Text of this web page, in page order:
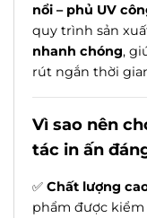
nổi – phủ UV
quy trình sản
nhanh chóng,
rút ngắn thời
Vì sao nên
tác in ấn
✅ Chất lượng
phẩm được